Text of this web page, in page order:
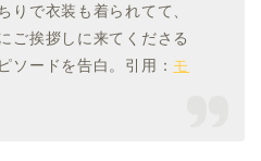
りで衣装も着られてて、
ご挨拶しに来てくださる
ソードを告白。引用： モ